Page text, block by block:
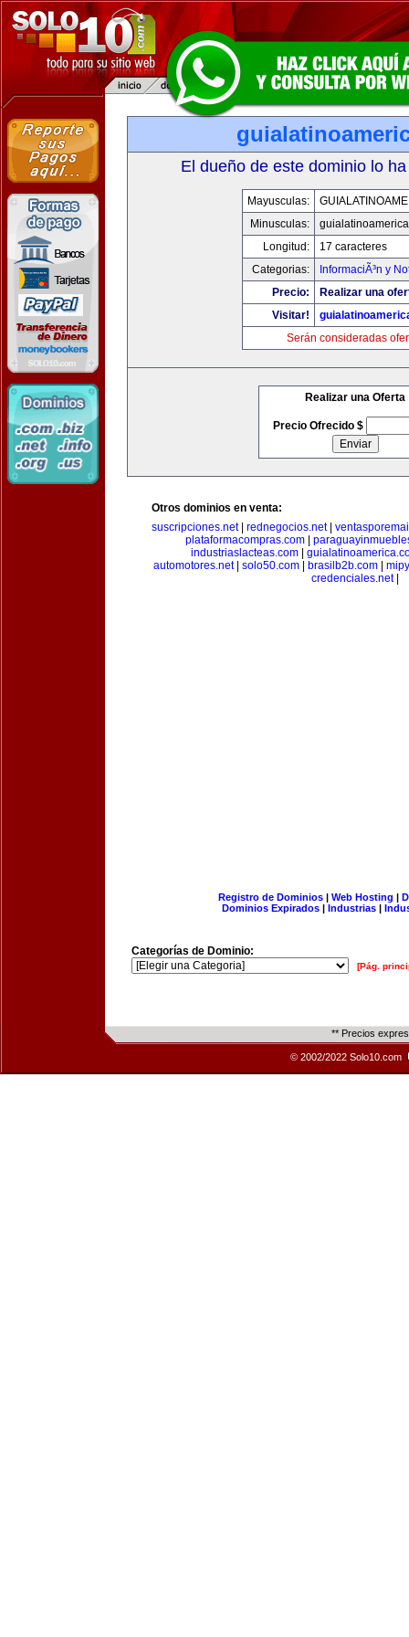
El dueño de este dominio lo
Mayusculas:
Minusculas:
Longitud:
17 caracteres
Categorias:
InformaciÃ³n y
Precio:
Realizar una
Visitar!
Serán consideradas
Realizar una Oferta
Precio Ofrecido $
Otros dominios en venta:
suscripciones.net| rednegocios.net|
plataformacompras.com
industriaslacteas.com
automotores.net| solo50.com brasilb2b.com
credenciales.net|
Registro de Dominios| Web Hosting |
Dominios Expirados | Industrias |
Categorías de Dominio:
[Pág.
** Precios
© 2002/2022 Solo10.com